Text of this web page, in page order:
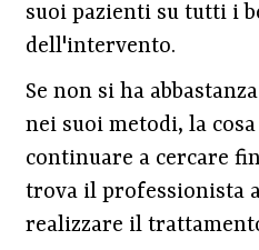
suoi pazienti su tutti i
dell'intervento.
Se non si ha
nei suoi metodi, la
continuare a cercare
trova il professionista
realizzare il